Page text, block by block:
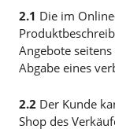
2.1 Die im
Angebote
Abgabe eines
2.2 Der Kunde
Shop des